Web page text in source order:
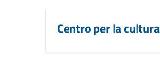
Centro per la cultura